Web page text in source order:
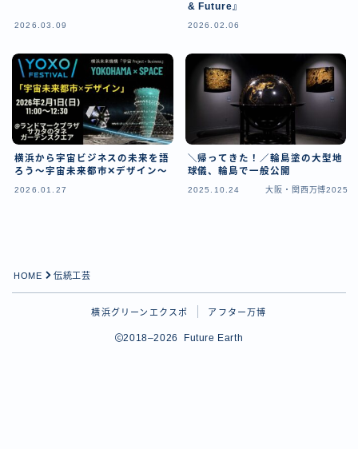
2026.03.09
& Future』
2026.02.06
横浜から宇宙ビジネスの未来を語
ろう～宇宙未来都市✕デザイン～
2026.01.27
＼帰ってきた！／輪島塗の大型地
球儀、輪島で一般公開
2025.10.24 大阪・関西万博2025
HOME 伝統工芸
横浜グリーンエクスポ アフター万博
2018–2026 Future Earth